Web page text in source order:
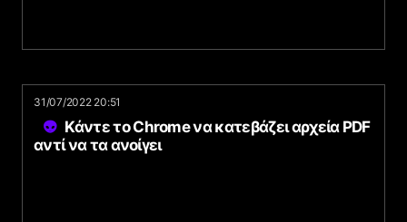
31/07/2022 20:51
Κάντε το Chrome να κατεβάζει αρχεία PDF
αντί να τα ανοίγει